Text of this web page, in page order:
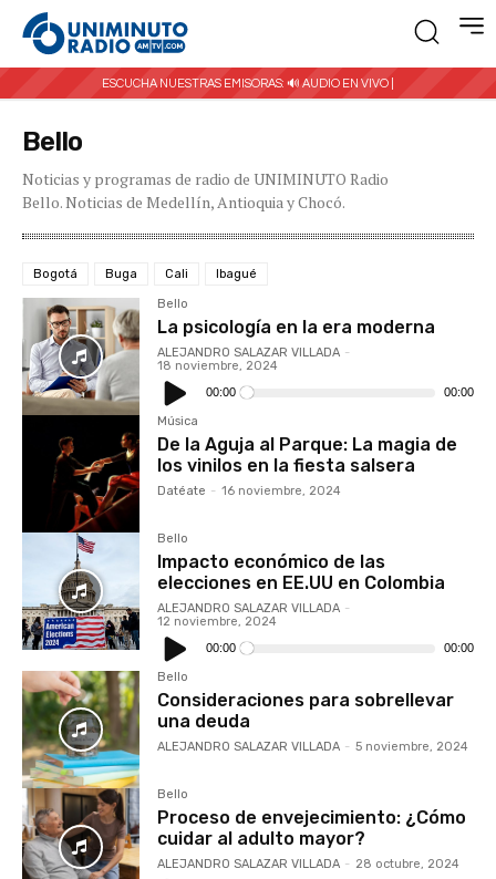
ESCUCHA NUESTRAS EMISORAS: 🔊 AUDIO EN VIVO |
Bello
Noticias y programas de radio de UNIMINUTO Radio
Bello. Noticias de Medellín, Antioquia y Chocó.
Bogotá Buga Cali Ibagué
Bello
La psicología en la era moderna
ALEJANDRO SALAZAR VILLADA -
18 noviembre, 2024
Reproductor
de
audio
00:00 00:00
Música
De la Aguja al Parque: La magia de
los vinilos en la fiesta salsera
Datéate - 16 noviembre, 2024
Bello
Impacto económico de las
elecciones en EE.UU en Colombia
ALEJANDRO SALAZAR VILLADA -
12 noviembre, 2024
Reproductor
de
audio
00:00 00:00
Bello
Consideraciones para sobrellevar
una deuda
ALEJANDRO SALAZAR VILLADA - 5 noviembre, 2024
Bello
Proceso de envejecimiento: ¿Cómo
cuidar al adulto mayor?
ALEJANDRO SALAZAR VILLADA - 28 octubre, 2024
Reproductor